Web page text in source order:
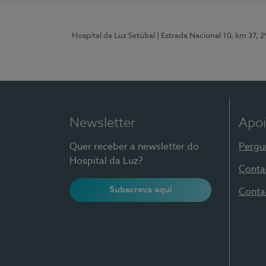
Hospital da Luz Setúbal | Estrada Nacional 10, km 37,
Newsletter
Quer receber a newsletter do
Hospital da Luz?
Subscreva aqui